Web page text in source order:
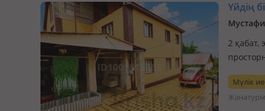
Үйдің
2 қабат,
Мүлік